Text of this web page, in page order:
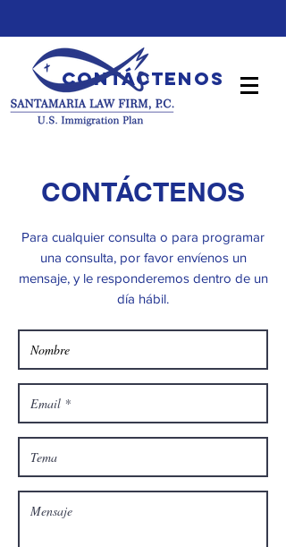
contáctenos
CONTÁCTENOS
Para cualquier consulta o para programar
una consulta, por favor envíenos un
mensaje, y le responderemos dentro de un
día hábil.